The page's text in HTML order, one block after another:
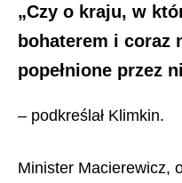
„Czy o kraju, w
bohaterem i coraz
popełnione przez
– podkreślał Klimkin.
Minister Macierewicz,